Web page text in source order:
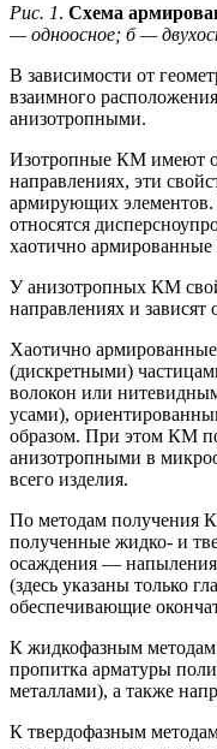
Рис. 1. Схема
— одноосное; б —
В зависимости от
взаимного
анизотропными.
Изотропные КМ имеют
направлениях, эти
армирующих
относятся
хаотично
У анизотропных КМ
направлениях и зависят
Хаотично
(дискретными)
волокон или
усами),
образом. При этом КМ
анизотропными в
всего изделия.
По методам получения
полученные жидко- и
осаждения —
(здесь указаны только
обеспечивающие
К жидкофазным методам
пропитка арматуры
металлами), а также
К твердофазным